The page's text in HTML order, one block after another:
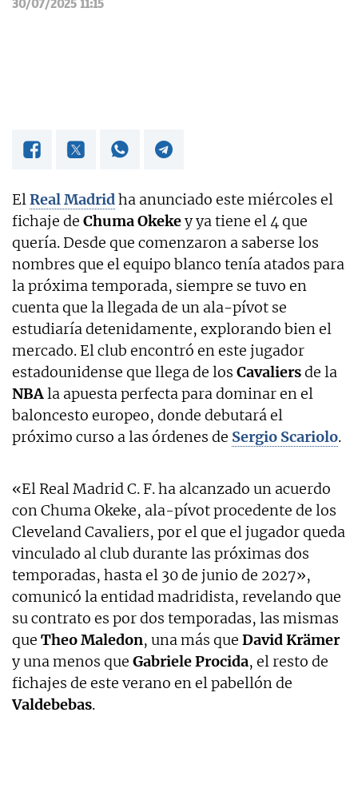
30/07/2025 11:15
ElReal Madridha anunciado este miércoles el
fichaje de Chuma Okekey ya tiene el 4 que
quería. Desde que comenzaron a saberse los
nombres que el equipo blanco tenía atados para
la próxima temporada, siempre se tuvo en
cuenta que la llegada de un ala-pívot se
estudiaría detenidamente, explorando bien el
mercado. El club encontró en este jugador
estadounidense que llega de los Cavaliersde la
NBAla apuesta perfecta para dominar en el
baloncesto europeo, donde debutará el
próximo curso a las órdenes de Sergio Scariolo.
«El Real Madrid C. F. ha alcanzado un acuerdo
con Chuma Okeke, ala-pívot procedente de los
Cleveland Cavaliers, por el que el jugador queda
vinculado al club durante las próximas dos
temporadas, hasta el 30 de junio de 2027»,
comunicó la entidad madridista, revelando que
su contrato es por dos temporadas, las mismas
que Theo Maledon, una más que David Krämer
y una menos que Gabriele Procida, el resto de
fichajes de este verano en el pabellón de
Valdebebas.